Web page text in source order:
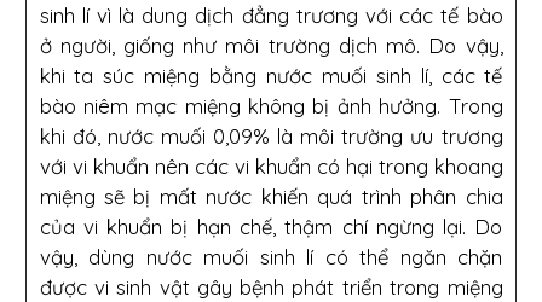
sinh lí vì là dung dịch đẳng trương với các tế bào
ở người, giống như môi trường dịch mô. Do vậy,
khi ta súc miệng bằng nước muối sinh lí, các tế
bào niêm mạc miệng không bị ảnh hưởng. Trong
khi đó, nước muối 0,09% là môi trường ưu trương
với vi khuẩn nên các vi khuẩn có hại trong khoang
miệng sẽ bị mất nước khiến quá trình phân chia
của vi khuẩn bị hạn chế, thậm chí ngừng lại. Do
vậy, dùng nước muối sinh lí có thể ngăn chặn
được vi sinh vật gây bệnh phát triển trong miệng